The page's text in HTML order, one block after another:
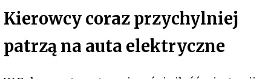
Kierowcy coraz przychylniej
patrzą na auta elektryczne